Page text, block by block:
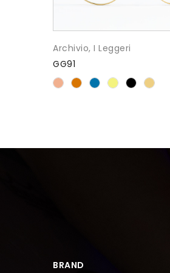
Archivio, I Leggeri
GG91
BRAND